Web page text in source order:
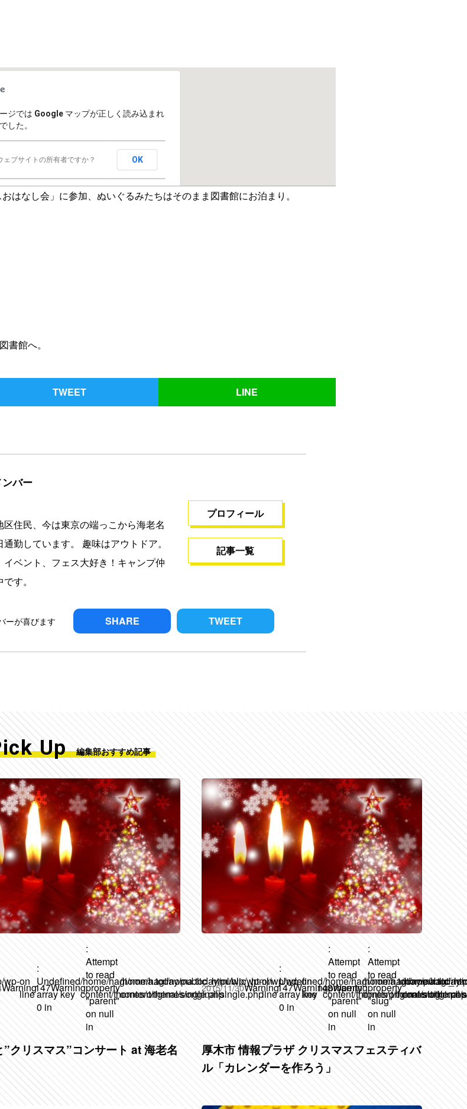
ジでは Google マップが正しく読み込まれ
した。
ェブサイトの所有者ですか？ OK
はなし会」に参加、ぬいぐるみたちはそのまま図書館にお泊まり。
書館へ。
TWEET LINE
バー
区住民、今は東京の端っこから海老名
通勤しています。 趣味はアウトドア。
イベント、フェス大好き！キャンプ仲
す。
プロフィール
記事一覧
ーが喜びます SHARE TWEET
Up 編集部おすすめ記事
wp-on
line147Warning
:
Attempt
to read
property
"parent"
on null
in
/home/hagi/noma.today/public_html/wp/wp-
content/themes/original/single.php
on
line148Warning
:
Attempt
to read
property
"slug"
on null
in
/home/hagi/
content/
Warning
:
Undefined
array key
0 in
/home/hagi/noma.today/public_html/wp/wp-
content/themes/original/single.php
on
line147Warning
:
Attempt
to read
property
"parent"
on null
in
/home/hagi/
content/themes/original/
”クリスマス”コンサート at 海老名
2015/11/30Warning
:
Undefined
array key
0 in
/home/hagi/noma.today/
content/themes/original/single.php
厚木市 情報プラザ クリスマスフェスティバ
ル「カレンダーを作ろう」